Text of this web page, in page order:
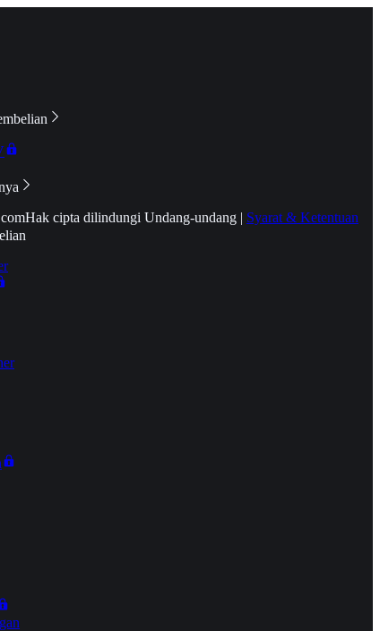
Hak cipta dilindungi Undang-undang | Syarat & Ketentuan